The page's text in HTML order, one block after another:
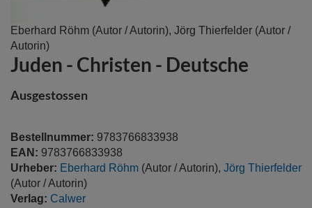
Eberhard Röhm (Autor / Autorin), Jörg Thierfelder (Autor /
Autorin)
Juden - Christen - Deutsche
Ausgestossen
Bestellnummer: 9783766833938
EAN: 9783766833938
Urheber: Eberhard Röhm (Autor / Autorin), Jörg Thierfelder
(Autor / Autorin)
Verlag: Calwer
Zum
Anfang
der
Bildergalerie
springen